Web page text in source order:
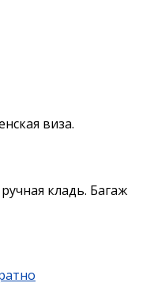
виза.
кладь. Багаж